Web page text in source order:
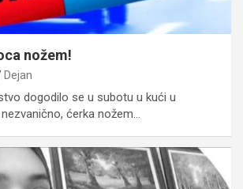
nožem!
Dejan
dogodilo se u subotu u kući u
ćerka nožem…